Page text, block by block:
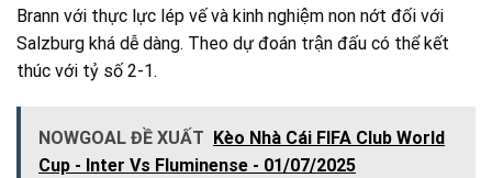
Brann với thực lực lép vế và kinh nghiệm non nớt đối với
Salzburg khá dễ dàng. Theo dự đoán trận đấu có thể kết
thúc với tỷ số 2-1.
NOWGOAL ĐỀ XUẤT
Kèo Nhà Cái FIFA Club World
Cup - Inter Vs Fluminense - 01/07/2025